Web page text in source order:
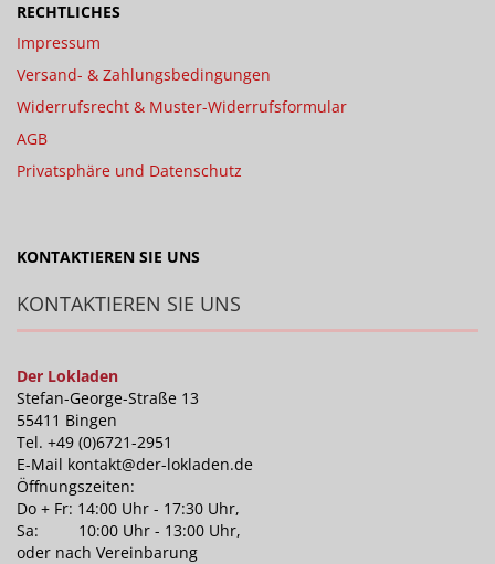
RECHTLICHES
Impressum
Versand- & Zahlungsbedingungen
Widerrufsrecht & Muster-Widerrufsformular
AGB
Privatsphäre und Datenschutz
KONTAKTIEREN SIE UNS
KONTAKTIEREN SIE UNS
Der Lokladen
Stefan-George-Straße 13
55411 Bingen
Tel. +49 (0)6721-2951
E-Mail kontakt@der-lokladen.de
Öffnungszeiten:
Do + Fr: 14:00 Uhr - 17:30 Uhr,
Sa: 10:00 Uhr - 13:00 Uhr,
oder nach Vereinbarung